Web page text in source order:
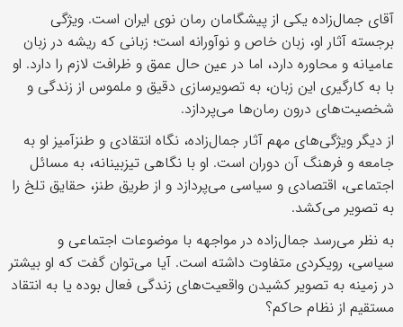
آقای جمال‌زاده یکی از پیشگامان رمان نوی ایران است. ویژگی
برجسته آثار او، زبان خاص و نوآورانه است؛ زبانی که ریشه در زبان
عامیانه و محاوره دارد، اما در عین حال عمق و ظرافت لازم را دارد. او
با به کارگیری این زبان، به تصویرسازی دقیق و ملموس از زندگی و
شخصیت‌های درون رمان‌ها می‌پردازد.
از دیگر ویژگی‌های مهم آثار جمال‌زاده، نگاه انتقادی و طنزآمیز او به
جامعه و فرهنگ آن دوران است. او با نگاهی تیزبینانه، به مسائل
اجتماعی، اقتصادی و سیاسی می‌پردازد و از طریق طنز، حقایق تلخ را
به تصویر می‌کشد.
به نظر می‌رسد جمال‌زاده در مواجهه با موضوعات اجتماعی و
سیاسی، رویکردی متفاوت داشته است. آیا می‌توان گفت که او بیشتر
در زمینه به تصویر کشیدن واقعیت‌های زندگی فعال بوده یا به انتقاد
مستقیم از نظام حاکم؟